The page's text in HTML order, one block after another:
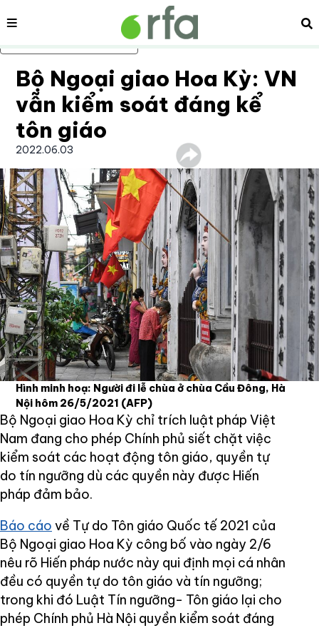
Bỏ qua nội dung chính
Nội dung
Bộ Ngoại giao Hoa Kỳ: VN
vẫn kiểm soát đáng kể
tôn giáo
2022.06.03
Hình minh hoạ: Người đi lễ chùa ở chùa Cầu Đông, Hà
Nội hôm 26/5/2021 (AFP)
Bộ Ngoại giao Hoa Kỳ chỉ trích luật pháp Việt
Nam đang cho phép Chính phủ siết chặt việc
kiểm soát các hoạt động tôn giáo, quyền tự
do tín ngưỡng dù các quyền này được Hiến
pháp đảm bảo.
Báo cáo về Tự do Tôn giáo Quốc tế 2021 của
Bộ Ngoại giao Hoa Kỳ công bố vào ngày 2/6
nêu rõ Hiến pháp nước này qui định mọi cá nhân
đều có quyền tự do tôn giáo và tín ngưỡng;
trong khi đó Luật Tín ngưỡng- Tôn giáo lại cho
phép Chính phủ Hà Nội quyền kiểm soát đáng